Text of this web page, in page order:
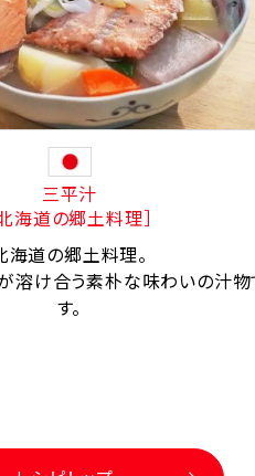
三平汁
北海道の郷土料理］
海道の郷土料理。
溶け合う素朴な味わいの汁物
す。